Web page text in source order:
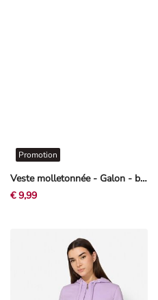
Veste molletonnée - Galon - bleu foncé
Promotion
€ 9,99